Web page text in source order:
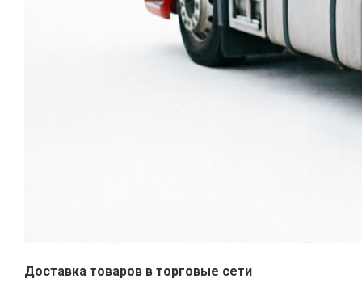
Доставка товаров в торговые сети